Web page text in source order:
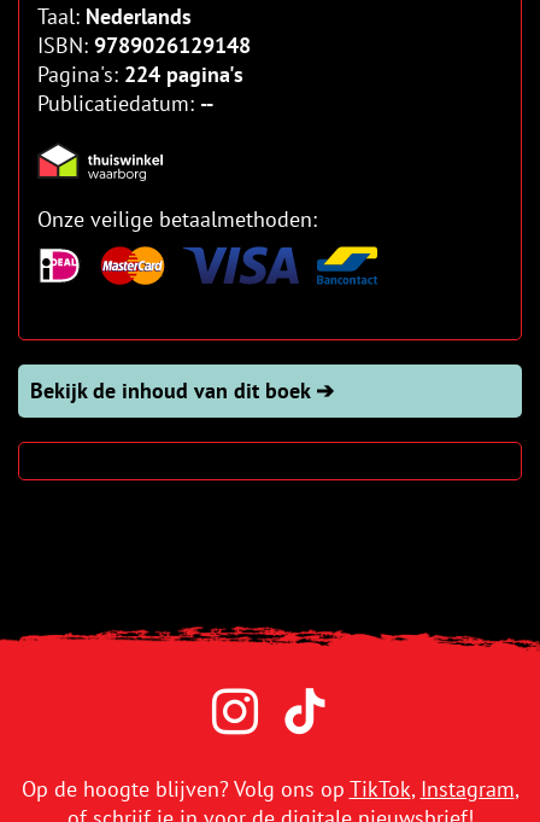
Taal: Nederlands
ISBN: 9789026129148
Pagina's: 224 pagina's
Publicatiedatum: --
Onze veilige betaalmethoden:
Bekijk de inhoud van dit boek ➔
Op de hoogte blijven? Volg ons op TikTok, Instagram,